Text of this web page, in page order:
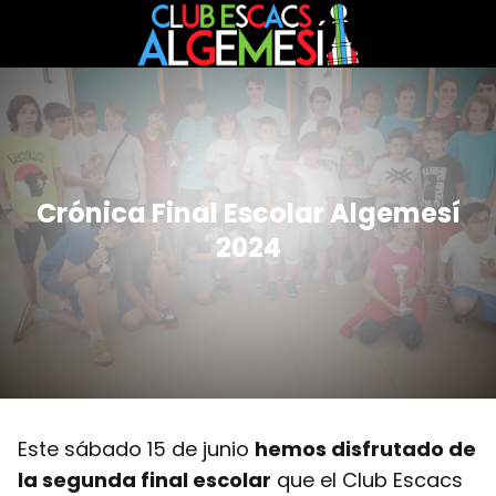
Crónica Final Escolar Algemesí
2024
Este sábado 15 de junio hemos disfrutado de
la segunda final escolar que el Club Escacs